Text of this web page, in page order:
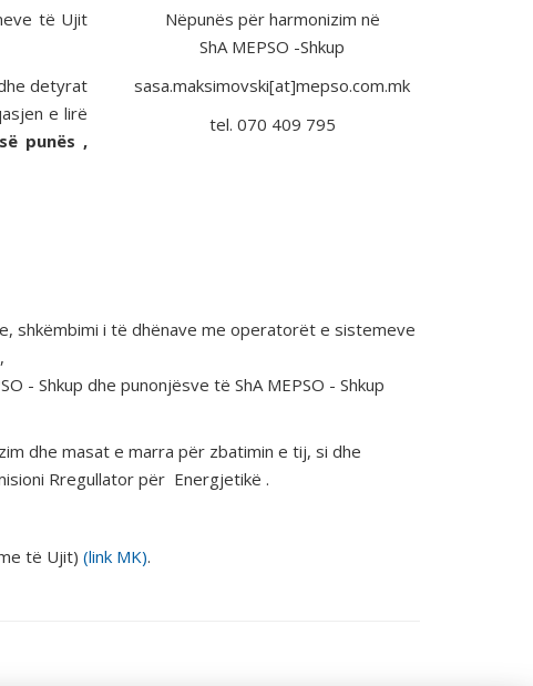
Nëpunës për harmonizim në
ShA MEPSO -Shkup
sasa.maksimovski[at]mepso.com.mk
tel. 070 409 795
të Ujit
detyrat
e lirë
punës ,
shkëmbimi i të dhënave me operatorët e sistemeve
- Shkup dhe punonjësve të ShA MEPSO - Shkup
dhe masat e marra për zbatimin e tij, si dhe
Rregullator për Energjetikë .
të Ujit) (link MK).